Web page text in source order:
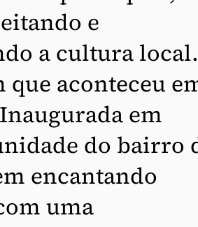
e
a cultura local.
que aconteceu
em
do bairro
encantando
uma